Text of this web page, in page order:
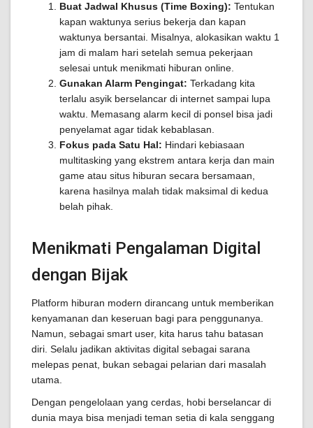
Buat Jadwal Khusus (Time Boxing): Tentukan
kapan waktunya serius bekerja dan kapan
waktunya bersantai. Misalnya, alokasikan waktu 1
jam di malam hari setelah semua pekerjaan
selesai untuk menikmati hiburan online.
Gunakan Alarm Pengingat: Terkadang kita
terlalu asyik berselancar di internet sampai lupa
waktu. Memasang alarm kecil di ponsel bisa jadi
penyelamat agar tidak kebablasan.
Fokus pada Satu Hal: Hindari kebiasaan
multitasking yang ekstrem antara kerja dan main
game atau situs hiburan secara bersamaan,
karena hasilnya malah tidak maksimal di kedua
belah pihak.
Menikmati Pengalaman Digital
dengan Bijak
Platform hiburan modern dirancang untuk memberikan
kenyamanan dan keseruan bagi para penggunanya.
Namun, sebagai smart user, kita harus tahu batasan
diri. Selalu jadikan aktivitas digital sebagai sarana
melepas penat, bukan sebagai pelarian dari masalah
utama.
Dengan pengelolaan yang cerdas, hobi berselancar di
dunia maya bisa menjadi teman setia di kala senggang